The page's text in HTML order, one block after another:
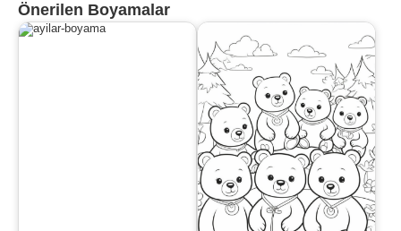
Önerilen Boyamalar